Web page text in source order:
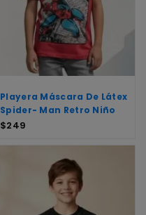
Playera Máscara De Látex
Spider- Man Retro Niño
$249